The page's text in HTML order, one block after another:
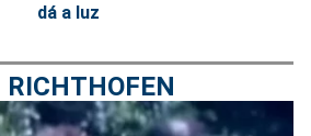
dá a luz